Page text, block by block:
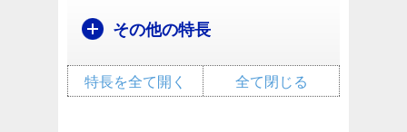
その他の特長
全て閉じる
特長を全て開く